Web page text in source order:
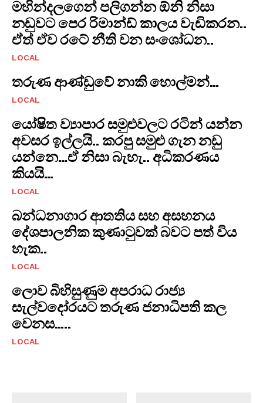
මහින්දලගෙන් පලිගන්න ඕනි නිසා
නඩුවට පෙර රිමාන්ඩ් කාලය වැඩිකරන..
ඒත් ඒව රටේ නීති වන සංශෝධන..
LOCAL
තරුණ ආණ්ඩුවේ නාකි හොල්මන්…
LOCAL
යෝෂිත ව්‍යාපාර සමුළුවලට රටින් යන්න
අවසර ඉල්ලයි.. කරපු සමුළු ගැන නඩු
යන්නෙ…ඒ නිසා බැහැ.. අධිකරණය
කියයි…
LOCAL
​බන්ධනාගාර ආතතිය සහ අසහනය
දේශපාලනික කුණාටුවක් බවට පත් විය
හැක..
LOCAL
ලොව බිහිසුණුම අපරාධ රාජ්‍ය
සැල්වදෝරයට තරුණ ජනාධිපති කල
වෙනස…..
LOCAL